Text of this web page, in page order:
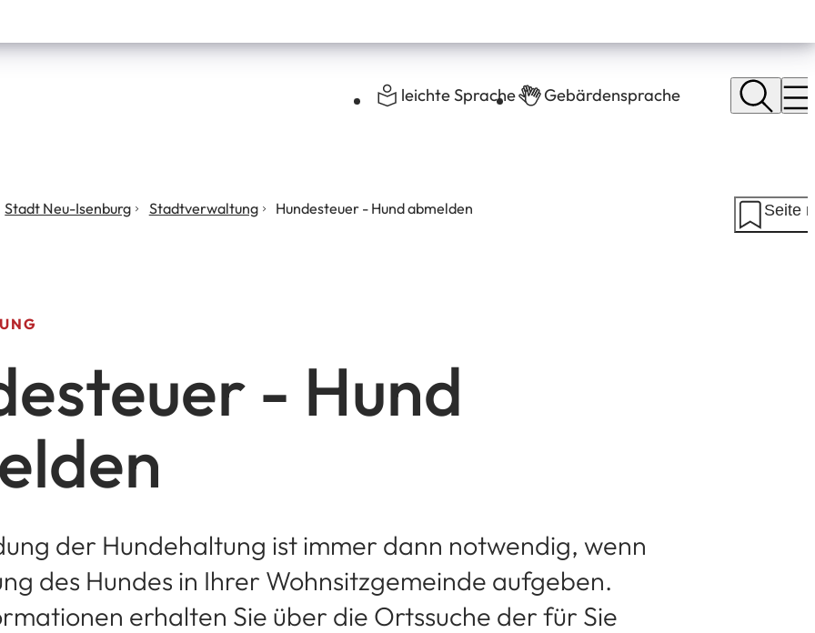
leichte Sprache Gebärdensprache
Stadt Neu-Isenburg Stadtverwaltung Hundesteuer - Hund abmelden Seite
- Hund
der Hundehaltung ist immer dann notwendig, wenn
des Hundes in Ihrer Wohnsitzgemeinde aufgeben.
erhalten Sie über die Ortssuche der für Sie